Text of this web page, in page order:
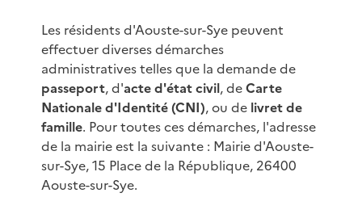
Les résidents d'Aouste-sur-Sye peuvent
effectuer diverses démarches
administratives telles que la demande de
passeport, d'acte d'état civil, deCarte
Nationale d'Identité (CNI), ou de livret de
famille. Pour toutes ces démarches, l'adresse
de la mairie est la suivante : Mairie d'Aouste-
sur-Sye, 15 Place de la République, 26400
Aouste-sur-Sye.